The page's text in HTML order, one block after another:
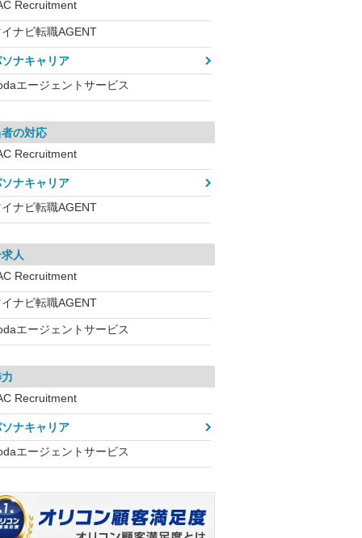
Recruitment
イナビ転職AGENT
ナキャリア
エージェントサービス
の対応
Recruitment
ナキャリア
イナビ転職AGENT
人
Recruitment
イナビ転職AGENT
エージェントサービス
Recruitment
ナキャリア
エージェントサービス